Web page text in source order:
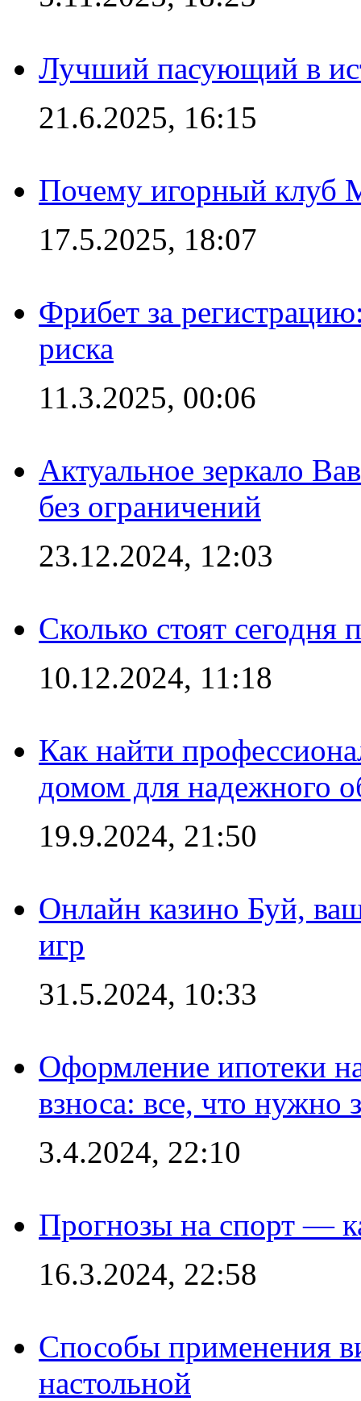
Лучший пасующий в
21.6.2025, 16:15
Почему игорный клуб
17.5.2025, 18:07
Фрибет за
риска
11.3.2025, 00:06
Актуальное зеркало
без ограничений
23.12.2024, 12:03
Сколько стоят сегодня
10.12.2024, 11:18
Как найти
домом для надежного
19.9.2024, 21:50
Онлайн казино Буй,
игр
31.5.2024, 10:33
Оформление ипотеки
взноса: все, что нужно
3.4.2024, 22:10
Прогнозы на спорт —
16.3.2024, 22:58
Способы применения
настольной